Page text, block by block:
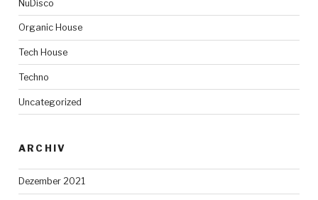
NuDisco
Organic House
Tech House
Techno
Uncategorized
ARCHIV
Dezember 2021